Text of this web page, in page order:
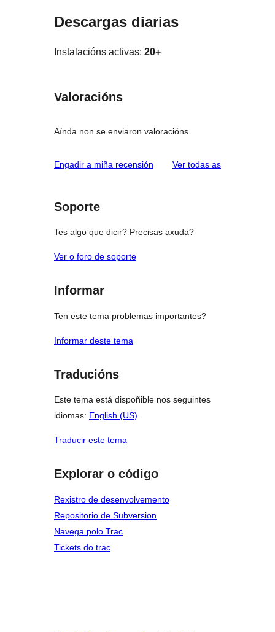
Descargas diarias
Instalacións activas: 20+
Valoracións
Aínda non se enviaron valoracións.
Engadir a miña recensión Ver todas asvaloracións
Soporte
Tes algo que dicir? Precisas axuda?
Ver o foro de soporte
Informar
Ten este tema problemas importantes?
Informar deste tema
Traducións
Este tema está dispoñible nos seguintes
idiomas: English (US).
Traducir este tema
Explorar o código
Rexistro de desenvolvemento
Repositorio de Subversion
Navega polo Trac
Tickets do trac